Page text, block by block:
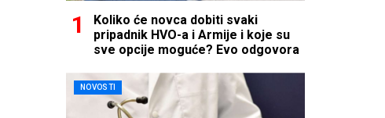
Koliko će novca dobiti svaki
pripadnik HVO-a i Armije i koje su
sve opcije moguće? Evo odgovora
NOVOSTI